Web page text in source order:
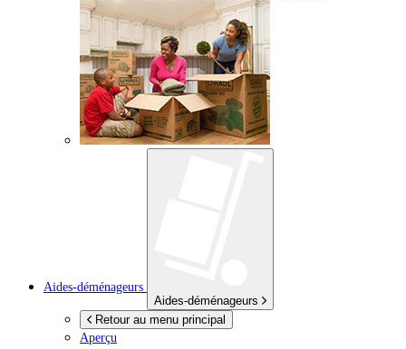
Aides-déménageurs
Aides-déménageurs
Retour au menu principal
Aperçu